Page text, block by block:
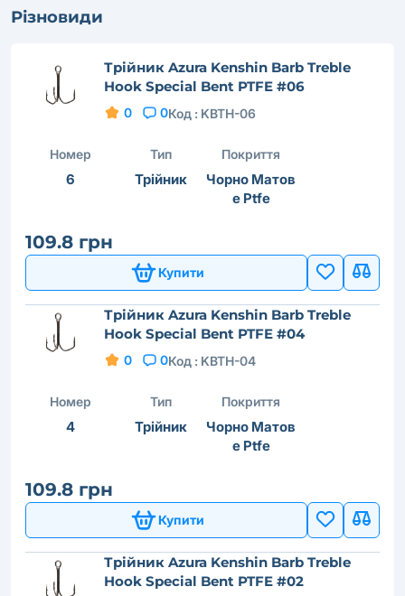
Різновиди
Трійник Azura Kenshin Barb Treble
Hook Special Bent PTFE #06
0 0Код : KBTH-06
Номер
6
Тип
Трійник
Покриття
Чорно Матов
е Ptfe
109.8 грн
Купити
Трійник Azura Kenshin Barb Treble
Hook Special Bent PTFE #04
0 0Код : KBTH-04
Номер
4
Тип
Трійник
Покриття
Чорно Матов
е Ptfe
109.8 грн
Купити
Трійник Azura Kenshin Barb Treble
Hook Special Bent PTFE #02